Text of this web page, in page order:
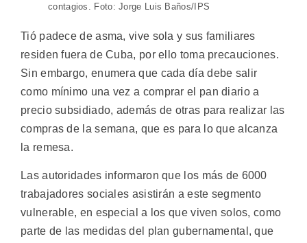
contagios. Foto: Jorge Luis Baños/IPS
Tió padece de asma, vive sola y sus familiares
residen fuera de Cuba, por ello toma precauciones.
Sin embargo, enumera que cada día debe salir
como mínimo una vez a comprar el pan diario a
precio subsidiado, además de otras para realizar las
compras de la semana, que es para lo que alcanza
la remesa.
Las autoridades informaron que los más de 6000
trabajadores sociales asistirán a este segmento
vulnerable, en especial a los que viven solos, como
parte de las medidas del plan gubernamental, que